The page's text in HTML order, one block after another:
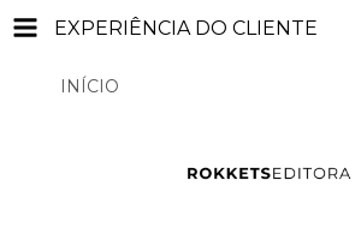
EXPERIÊNCIA DO CLIENTE
INÍCIO